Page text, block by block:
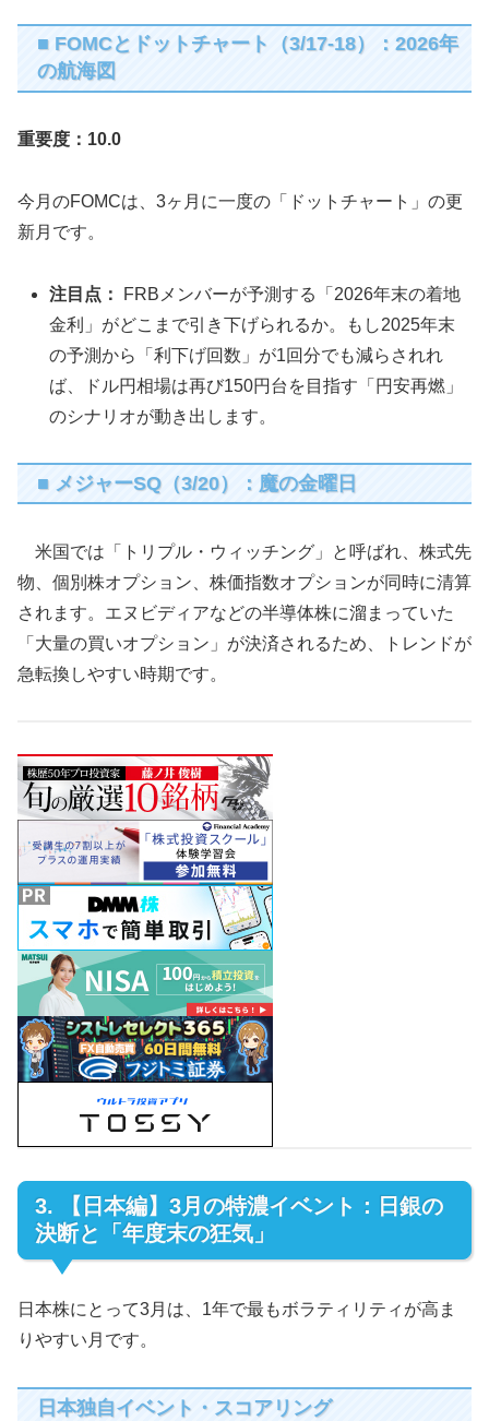
■ FOMCとドットチャート（3/17-18）：2026年
の航海図
重要度：10.0
今月のFOMCは、3ヶ月に一度の「ドットチャート」の更
新月です。
注目点：
FRBメンバーが予測する「2026年末の着地
金利」がどこまで引き下げられるか。もし2025年末
の予測から「利下げ回数」が1回分でも減らされれ
ば、ドル円相場は再び150円台を目指す「円安再燃」
のシナリオが動き出します。
■ メジャーSQ（3/20）：魔の金曜日
米国では「トリプル・ウィッチング」と呼ばれ、株式先
物、個別株オプション、株価指数オプションが同時に清算
されます。エヌビディアなどの半導体株に溜まっていた
「大量の買いオプション」が決済されるため、トレンドが
急転換しやすい時期です。
3. 【日本編】3月の特濃イベント：日銀の
決断と「年度末の狂気」
日本株にとって3月は、1年で最もボラティリティが高ま
りやすい月です。
日本独自イベント・スコアリング